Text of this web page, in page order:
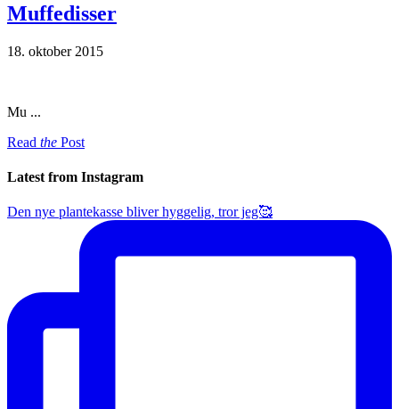
Muffedisser
18. oktober 2015
Mu ...
Read the Post
Latest from Instagram
Den nye plantekasse bliver hyggelig, tror jeg🥰